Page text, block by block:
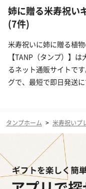
姉に贈る米寿祝い
(7件)
米寿祝いに姉に贈る植
【TANP（タンプ）】
るネット通販サイトで
グで、最短で即日発送
タンプホーム > 米寿祝いプ